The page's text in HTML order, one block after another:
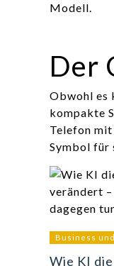
Modell.
Der
Obwohl es
kompakte
Telefon
Symbol für
Business
Wie KI